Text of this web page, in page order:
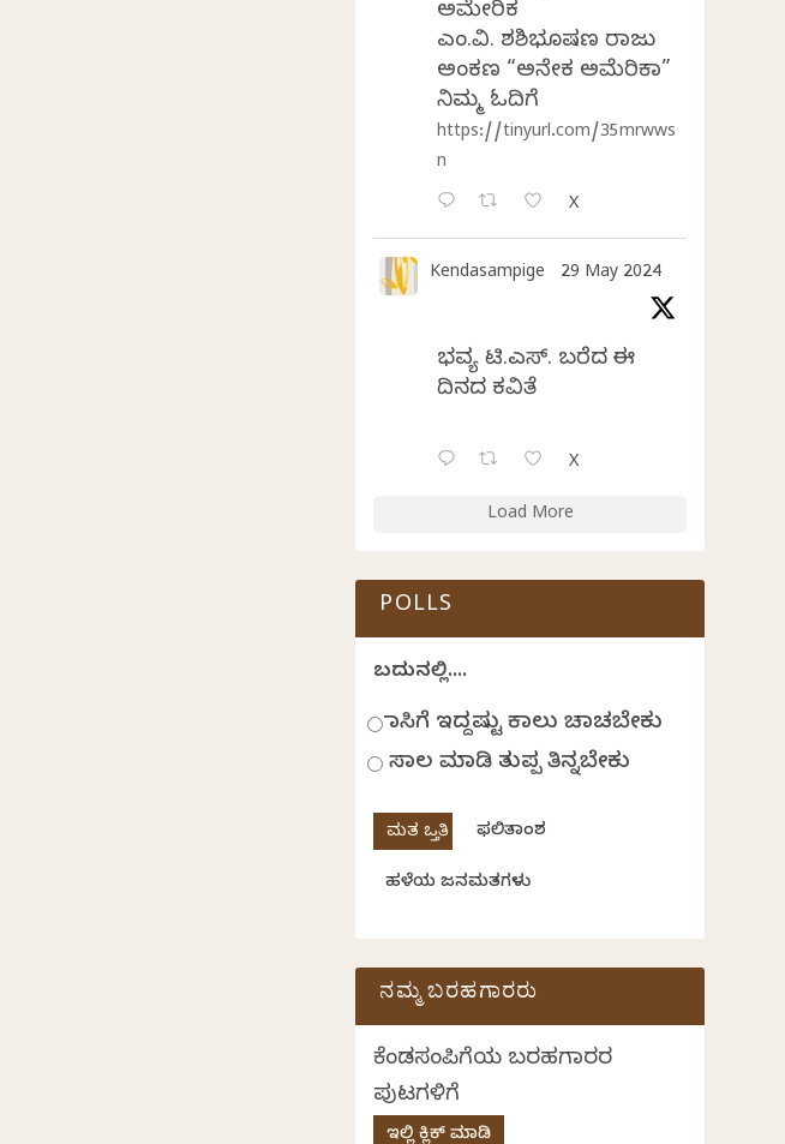
ಅಮೇರಿಕ
ಎಂ.ವಿ. ಶಶಿಭೂಷಣ ರಾಜು
ಅಂಕಣ “ಅನೇಕ ಅಮೆರಿಕಾ”
ನಿಮ್ಮ ಓದಿಗೆ
https://tinyurl.com/35mrwws
n
X
Kendasampige 29 May 2024
ಭವ್ಯ ಟಿ.ಎಸ್. ಬರೆದ ಈ
ದಿನದ ಕವಿತೆ
X
Load More
POLLS
ಬದುಕಿನಲ್ಲಿ....
ಹಾಸಿಗೆ ಇದ್ದಷ್ಟು ಕಾಲು ಚಾಚಬೇಕು
ಸಾಲ ಮಾಡಿ ತುಪ್ಪ ತಿನ್ನಬೇಕು
ಫಲಿತಾಂಶ
ಹಳೆಯ ಜನಮತಗಳು
ನಮ್ಮ ಬರಹಗಾರರು
ಕೆಂಡಸಂಪಿಗೆಯ ಬರಹಗಾರರ
ಪುಟಗಳಿಗೆ
ಇಲ್ಲಿ ಕ್ಲಿಕ್ ಮಾಡಿ